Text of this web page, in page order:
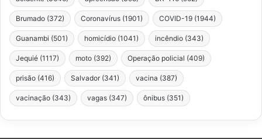
Brumado (372) Coronavírus (1901) COVID-19 (1944)
Guanambi (501) homicídio (1041) incêndio (343)
Jequié (1117) moto (392) Operação policial (409)
prisão (416) Salvador (341) vacina (387)
vacinação (343) vagas (347) ônibus (351)